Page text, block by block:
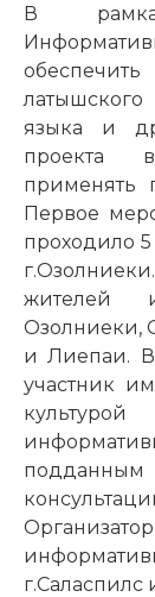
В
латышского
языка и
проекта
применять
Первое
проходило
жителей и
Озолниеки,
и Лиепаи. В
участник
г.Саласпилс